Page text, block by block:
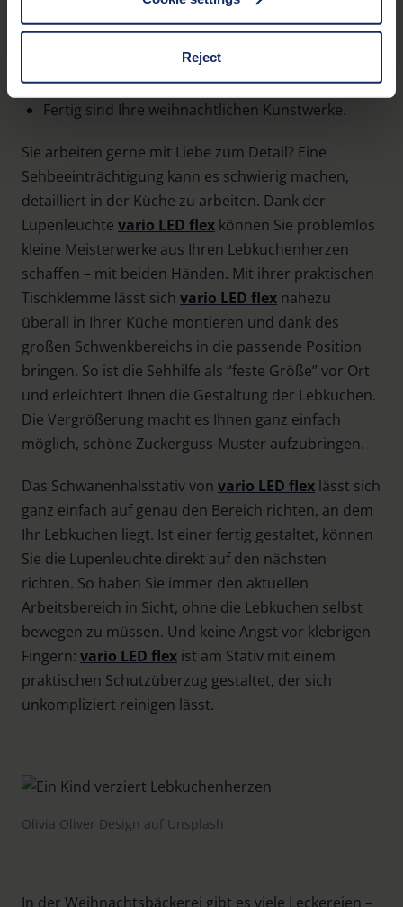
cases, the consent in these cases the transfer of data to
third countries, in particular to the U.S.A.
clicking on the "Accept all" button or change your mind by
time and deselect cookies at any time (in the Privacy
Policy and in the footer of our website).
Further information on the procedures used and your
rights can be found in our
Privacy Policy Imprint
Reject
Frischhaltefolie abgedeckt werden.
Verzieren Sie Ihre Lebkuchenherzen nach
Wunsch und lassen Sie diese gut trocknen.
Fertig sind Ihre weihnachtlichen Kunstwerke.
Sie arbeiten gerne mit Liebe zum Detail? Eine
Sehbeeinträchtigung kann es schwierig machen,
detailliert in der Küche zu arbeiten. Dank der
Lupenleuchte vario LED flex können Sie problemlos
kleine Meisterwerke aus Ihren Lebkuchenherzen
schaffen – mit beiden Händen. Mit ihrer praktischen
Tischklemme lässt sich vario LED flex nahezu
überall in Ihrer Küche montieren und dank des
großen Schwenkbereichs in die passende Position
bringen. So ist die Sehhilfe als “feste Größe” vor Ort
und erleichtert Ihnen die Gestaltung der Lebkuchen.
Die Vergrößerung macht es Ihnen ganz einfach
möglich, schöne Zuckerguss-Muster aufzubringen.
Das Schwanenhalsstativ von vario LED flex lässt sich
ganz einfach auf genau den Bereich richten, an dem
Ihr Lebkuchen liegt. Ist einer fertig gestaltet, können
Sie die Lupenleuchte direkt auf den nächsten
richten. So haben Sie immer den aktuellen
Arbeitsbereich in Sicht, ohne die Lebkuchen selbst
bewegen zu müssen. Und keine Angst vor klebrigen
Fingern: vario LED flex ist am Stativ mit einem
praktischen Schutzüberzug gestaltet, der sich
unkompliziert reinigen lässt.
Olivia Oliver Design auf Unsplash
In der Weihnachtsbäckerei gibt es viele Leckereien –